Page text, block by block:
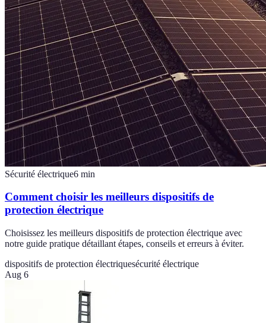
Sécurité électrique6 min
Comment choisir les meilleurs dispositifs de
protection électrique
Choisissez les meilleurs dispositifs de protection électrique avec
notre guide pratique détaillant étapes, conseils et erreurs à éviter.
dispositifs de protection électriquesécurité électrique
Aug 6